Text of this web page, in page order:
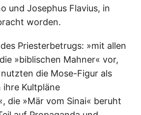
und Josephus Flavius, in
worden.
Priesterbetrugs: »mit allen
»biblischen Mahner« vor,
die Mose-Figur als
ihre Kultpläne
die »Mär vom Sinai« beruht